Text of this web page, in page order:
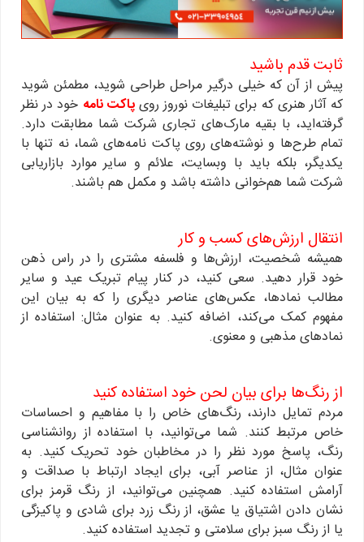
ثابت قدم باشید
پیش از آن که خیلی درگیر مراحل طراحی شوید، مطمئن شوید
که آثار هنری که برای تبلیغات نوروز رویپاکت نامه خود در نظر
گرفته‌اید، با بقیه مارک‌های تجاری شرکت شما مطابقت دارد.
تمام طرح‌ها و نوشته‌های روی پاکت نامه‌های شما، نه تنها با
یکدیگر، بلکه باید با وبسایت، علائم و سایر موارد بازاریابی
شرکت شما هم‌خوانی داشته باشد و مکمل هم باشند.
انتقال ارزش‌های کسب و کار
همیشه شخصیت، ارزش‌ها و فلسفه مشتری را در راس ذهن
خود قرار دهید. سعی کنید، در کنار پیام ‌تبریک ‌عید و سایر
مطالب نمادها، عکس‌های عناصر دیگری را که به بیان این
مفهوم کمک می‌کند، اضافه کنید. به عنوان مثال: استفاده از
نمادهای مذهبی و معنوی.
از رنگ‌ها برای بیان لحن خود استفاده کنید
مردم تمایل دارند، رنگ‌های خاص را با مفاهیم و احساسات
خاص مرتبط کنند. شما می‌توانید، با استفاده از روانشناسی
رنگ، پاسخ مورد نظر را در مخاطبان خود تحریک کنید. به
عنوان مثال، از عناصر آبی، برای ایجاد ارتباط با صداقت و
آرامش استفاده کنید. همچنین می‌توانید، از رنگ قرمز برای
نشان دادن اشتیاق یا عشق، از رنگ زرد برای شادی و پاکیزگی
یا از رنگ سبز برای سلامتی و تجدید استفاده کنید.